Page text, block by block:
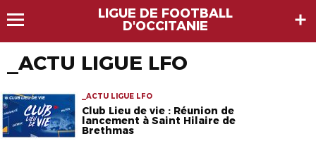
LIGUE DE FOOTBALL
D'OCCITANIE
_ACTU LIGUE LFO
_ACTU LIGUE LFO
Club Lieu de vie : Réunion de
lancement à Saint Hilaire de
Brethmas